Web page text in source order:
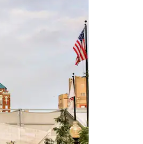
au kutelezesha kidole kwenye ishara.